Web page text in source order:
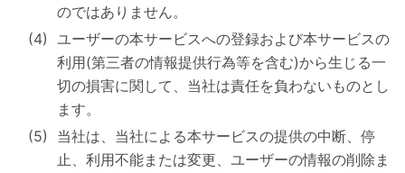
のではありません。
ユーザーの本サービスへの登録および本サービスの
利用(第三者の情報提供行為等を含む)から生じる一
切の損害に関して、当社は責任を負わないものとし
ます。
当社は、当社による本サービスの提供の中断、停
止、利用不能または変更、ユーザーの情報の削除ま